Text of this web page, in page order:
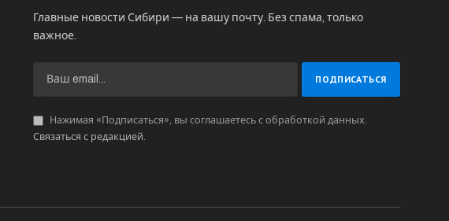
Главные новости Сибири — на вашу почту. Без спама, только
важное.
Нажимая «Подписаться», вы соглашаетесь с обработкой данных.
Связаться с редакцией